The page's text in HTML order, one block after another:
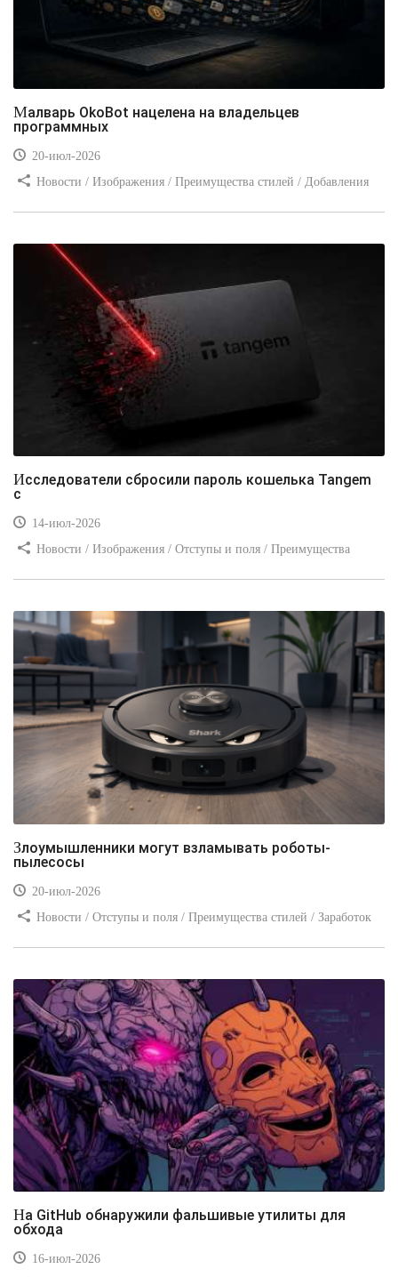
Малварь OkoBot нацелена на владельцев
программных
20-июл-2026
Новости / Изображения / Преимущества стилей / Добавления
Исследователи сбросили пароль кошелька Tangem
с
14-июл-2026
Новости / Изображения / Отступы и поля / Преимущества
Злоумышленники могут взламывать роботы-
пылесосы
20-июл-2026
Новости / Отступы и поля / Преимущества стилей / Заработок
На GitHub обнаружили фальшивые утилиты для
обхода
16-июл-2026